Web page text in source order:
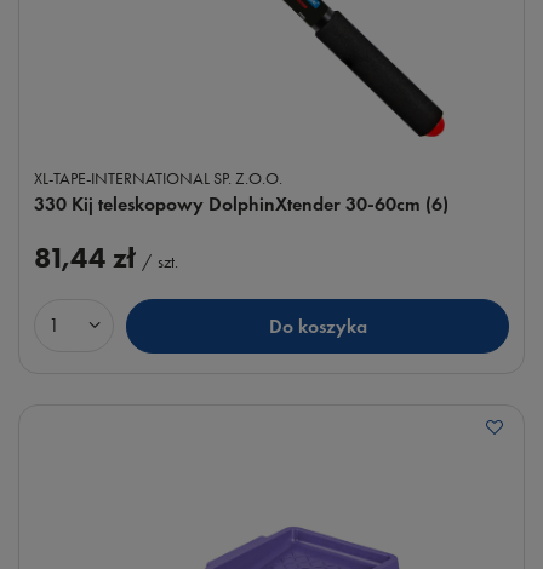
XL-TAPE-INTERNATIONAL SP. Z.O.O.
330 Kij teleskopowy DolphinXtender 30-60cm (6)
81,44 zł / szt.
Ilość produktów Do koszyka